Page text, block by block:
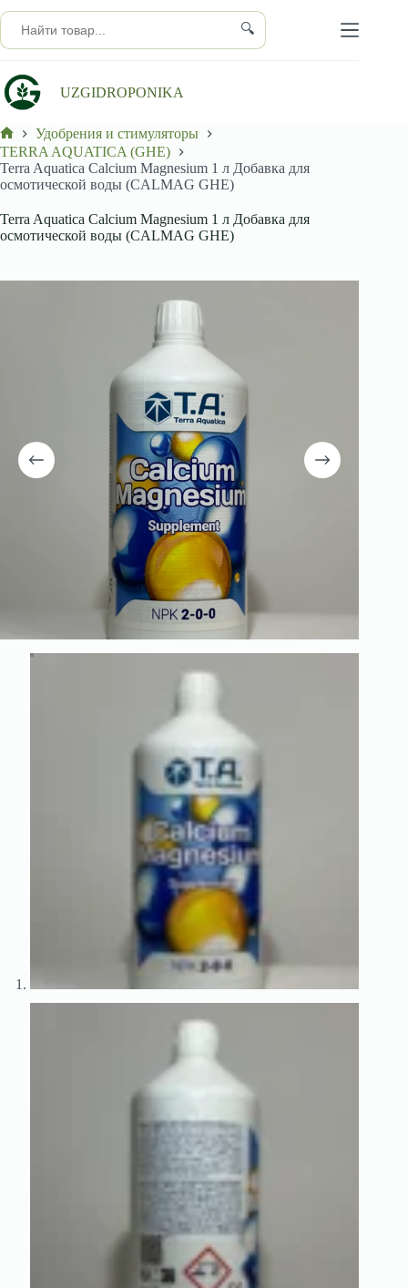
к
сути
🔍
UZGIDROPONIKA
Главная
Удобрения и стимуляторы
TERRA AQUATICA (GHE)
Terra Aquatica Calcium Magnesium 1 л Добавка для
осмотической воды (CALMAG GHE)
Terra Aquatica Calcium Magnesium 1 л Добавка для
осмотической воды (CALMAG GHE)